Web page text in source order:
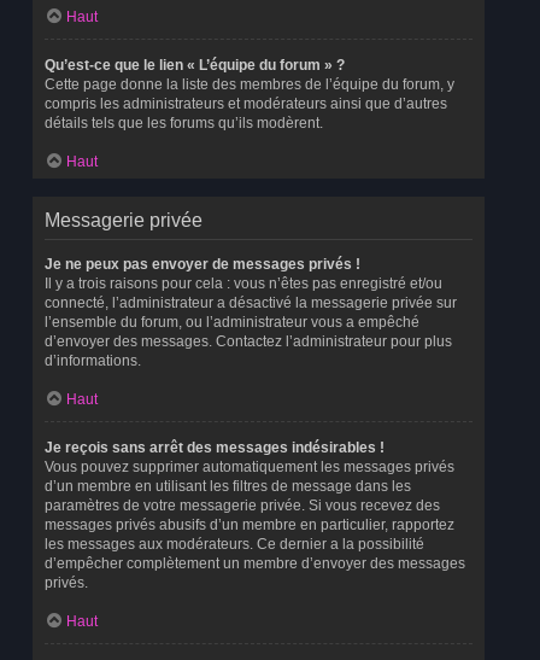
Haut
Qu’est-ce que le lien « L’équipe du forum » ?
Cette page donne la liste des membres de l’équipe du forum, y
compris les administrateurs et modérateurs ainsi que d’autres
détails tels que les forums qu’ils modèrent.
Haut
Messagerie privée
Je ne peux pas envoyer de messages privés !
Il y a trois raisons pour cela : vous n’êtes pas enregistré et/ou
connecté, l’administrateur a désactivé la messagerie privée sur
l’ensemble du forum, ou l’administrateur vous a empêché
d’envoyer des messages. Contactez l’administrateur pour plus
d’informations.
Haut
Je reçois sans arrêt des messages indésirables !
Vous pouvez supprimer automatiquement les messages privés
d’un membre en utilisant les filtres de message dans les
paramètres de votre messagerie privée. Si vous recevez des
messages privés abusifs d’un membre en particulier, rapportez
les messages aux modérateurs. Ce dernier a la possibilité
d’empêcher complètement un membre d’envoyer des messages
privés.
Haut